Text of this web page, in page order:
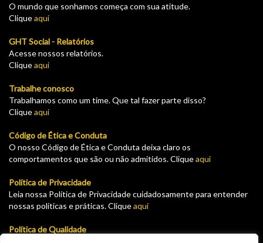
O mundo que sonhamos começa com sua atitude.
Cliqueaqui
GHT Social - Relatórios
Acesse nossos relatórios.
Cliqueaqui
Trabalhe conosco
Trabalhamos como um time. Que tal fazer parte disso?
Cliqueaqui
Código de Ética e Conduta
O nosso Código de Ética e Conduta deixa claro os
comportamentos que são ou não admitidos. Cliqueaqui
Política de Privacidade
Leia nossa Política de Privacidade cuidadosamente para entender
nossas políticas e práticas. Cliqueaqui
Política de Qualidade